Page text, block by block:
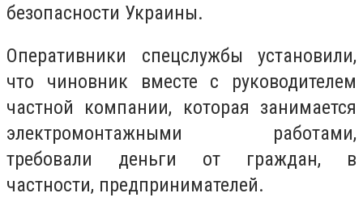
безопасности Украины.
Оперативники спецслужбы установили,
что чиновник вместе с руководителем
частной компании, которая занимается
электромонтажными работами,
требовали деньги от граждан, в
частности, предпринимателей.